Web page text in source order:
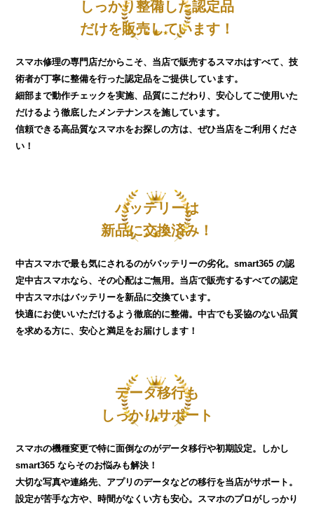
しっかり整備した認定品
だけを販売しています！
スマホ修理の専門店だからこそ、当店で販売するスマホはすべて、技
術者が丁寧に整備を行った認定品をご提供しています。
細部まで動作チェックを実施、品質にこだわり、安心してご使用いた
だけるよう徹底したメンテナンスを施しています。
信頼できる高品質なスマホをお探しの方は、ぜひ当店をご利用くださ
い！
バッテリーは
新品に交換済み！
中古スマホで最も気にされるのがバッテリーの劣化。smart365 の認
定中古スマホなら、その心配はご無用。当店で販売するすべての認定
中古スマホはバッテリーを新品に交換ています。
快適にお使いいただけるよう徹底的に整備。中古でも妥協のない品質
を求める方に、安心と満足をお届けします！
データ移行も
しっかりサポート
スマホの機種変更で特に面倒なのがデータ移行や初期設定。しかし
smart365 ならそのお悩みも解決！
大切な写真や連絡先、アプリのデータなどの移行を当店がサポート。
設定が苦手な方や、時間がなくい方も安心。スマホのプロがしっかり